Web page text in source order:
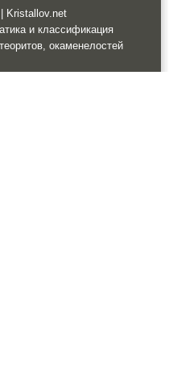
Kristallov.net
и классификация
окаменелостей